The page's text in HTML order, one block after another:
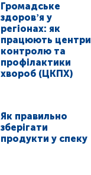
Громадське
здоровʼя у
регіонах: як
працюють центри
контролю та
профілактики
хвороб (ЦКПХ)
Як правильно
зберігати
продукти у спеку